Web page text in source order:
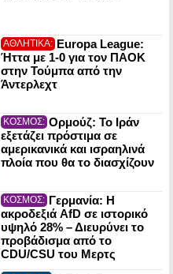
ΑΘΛΗΤΙΚΑ: Europa League:
Ήττα με 1-0 για τον ΠΑΟΚ
στην Τούμπα από την
Άντερλεχτ
ΚΟΣΜΟΣ: Ορμούζ: Το Ιράν
εξετάζει πρόστιμα σε
αμερικανικά και ισραηλινά
πλοία που θα το διασχίζουν
ΚΟΣΜΟΣ: Γερμανία: Η
ακροδεξιά AfD σε ιστορικό
υψηλό 28% – Διευρύνει το
προβάδισμα από το
CDU/CSU του Μερτς